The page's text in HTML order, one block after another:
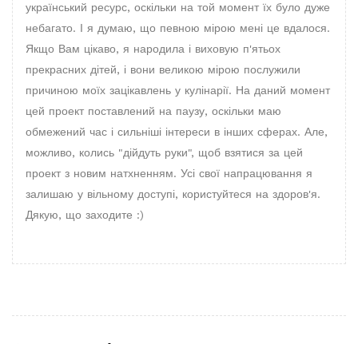
український ресурс, оскільки на той момент їх було дуже
небагато. І я думаю, що певною мірою мені це вдалося.
Якщо Вам цікаво, я народила і виховую п'ятьох
прекрасних дітей, і вони великою мірою послужили
причиною моїх зацікавлень у кулінарії. На даний момент
цей проект поставлений на паузу, оскільки маю
обмежений час і сильніші інтереси в інших сферах. Але,
можливо, колись "дійдуть руки", щоб взятися за цей
проект з новим натхненням. Усі свої напрацювання я
залишаю у вільному доступі, користуйтеся на здоров'я.
Дякую, що заходите :)